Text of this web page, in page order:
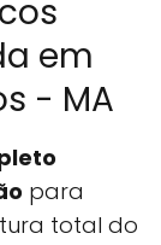
em
- MA
para
total do